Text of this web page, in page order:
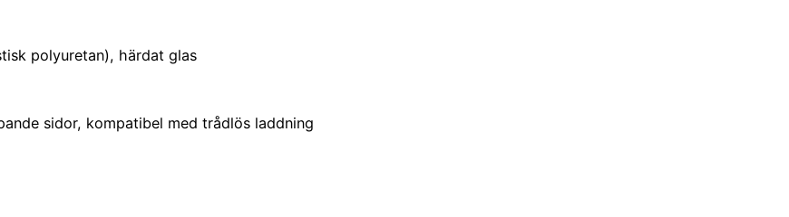
polyuretan), härdat glas
sidor, kompatibel med trådlös laddning